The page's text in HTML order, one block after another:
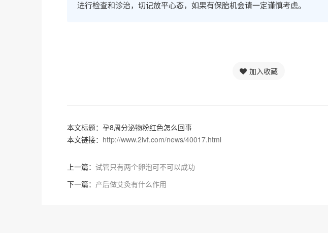
进行检查和诊治，切记放平心态，如果有保胎机会请一定谨慎考虑。
加入收藏
本文标题：孕8周分泌物粉红色怎么回事
本文链接： http://www.2ivf.com/news/40017.html
上一篇： 试管只有两个卵泡可不可以成功
下一篇： 产后做艾灸有什么作用